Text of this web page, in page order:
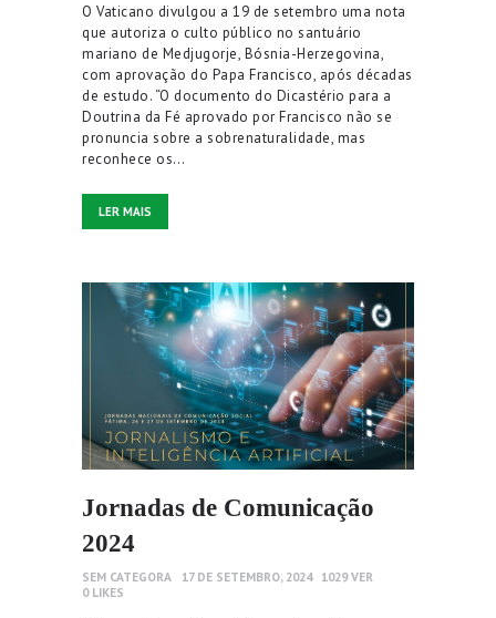
O Vaticano divulgou a 19 de setembro uma nota
que autoriza o culto público no santuário
mariano de Medjugorje, Bósnia-Herzegovina,
com aprovação do Papa Francisco, após décadas
de estudo. “O documento do Dicastério para a
Doutrina da Fé aprovado por Francisco não se
pronuncia sobre a sobrenaturalidade, mas
reconhece os…
LER MAIS
Jornadas de Comunicação
2024
SEM CATEGORA 17 DE SETEMBRO, 2024 1029VER
0 LIKES